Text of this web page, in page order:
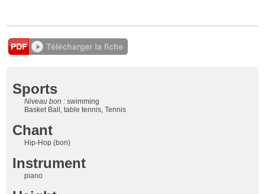
Sports
Niveau bon :swimming
Basket Ball, table tennis, Tennis
Chant
Hip-Hop (bon)
Instrument
piano